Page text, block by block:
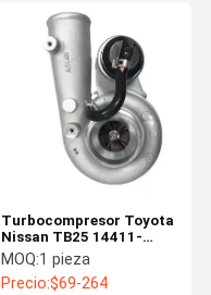
Turbocompresor Toyota
Nissan TB25 14411-
7F400 852162-5001S
Accesorios del motor
MOQ:1 pieza
Precio:$69-264